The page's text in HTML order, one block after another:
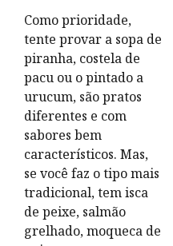
Como prioridade,
tente provar a sopa de
piranha, costela de
pacu ou o pintado a
urucum, são pratos
diferentes e com
sabores bem
característicos. Mas,
se você faz o tipo mais
tradicional, tem isca
de peixe, salmão
grelhado, moqueca de